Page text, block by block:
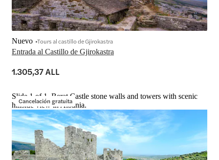
Entrada al Castillo de Gjirokastra
Nuevo Tours al castillo de Gjirokastra
1.305,37 ALL
Cancelación gratuita
Slide 1 of 1, Berat Castle stone walls and towers with scenic
hillside view in Albania.